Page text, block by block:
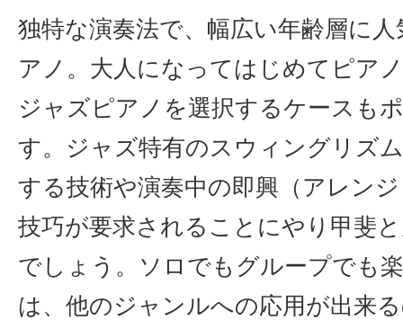
独特な演奏法で、幅広い年齢層に
アノ。大人になってはじめてピア
ジャズピアノを選択するケースも
す。ジャズ特有のスウィングリズ
する技術や演奏中の即興（アレン
技巧が要求されることにやり甲斐
でしょう。ソロでもグループでも
は、他のジャンルへの応用が出来